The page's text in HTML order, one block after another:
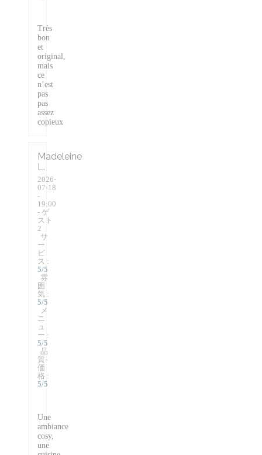
Très
bon
et
original,
mais
ce
n’est
pas
pas
assez
copieux
Madeleine
L
2026-
07-18
-
19:00
- ゲ
スト
2
サ
ー
ビ
ス :
5/5
雰
囲
気 :
5/5
メ
ニ
ュ
ー :
5/5
品
質-
価
格 :
5/5
Une
ambiance
cosy,
une